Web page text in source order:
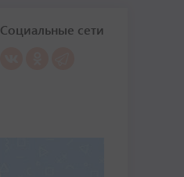
Социальные сети